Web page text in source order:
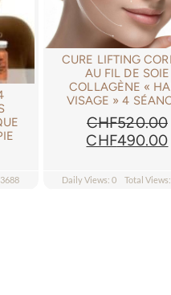
CURE LIFTING
AU FIL DE SOIE
COLLAGÈNE «
VISAGE » 4
CHF520.00
Le
initial
CHF490.00
Daily Views: 0 Total